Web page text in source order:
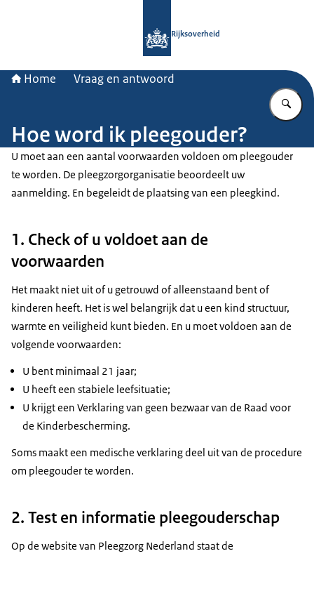
Rijksoverheid
Home Vraag en antwoord
Hoe word ik pleegouder?
U moet aan een aantal voorwaarden voldoen om pleegouder
te worden. De pleegzorgorganisatie beoordeelt uw
aanmelding. En begeleidt de plaatsing van een pleegkind.
1. Check of u voldoet aan de
voorwaarden
Het maakt niet uit of u getrouwd of alleenstaand bent of
kinderen heeft. Het is wel belangrijk dat u een kind structuur,
warmte en veiligheid kunt bieden. En u moet voldoen aan de
volgende voorwaarden:
U bent minimaal 21 jaar;
U heeft een stabiele leefsituatie;
U krijgt een Verklaring van geen bezwaar van de Raad voor
de Kinderbescherming.
Soms maakt een medische verklaring deel uit van de procedure
om pleegouder te worden.
2. Test en informatie pleegouderschap
Op de website van Pleegzorg Nederland staat de